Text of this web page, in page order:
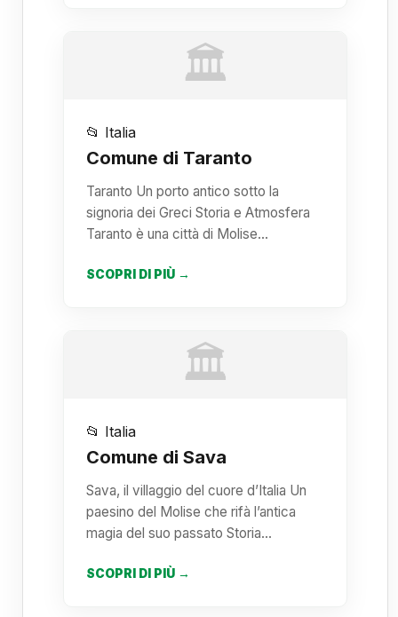
🏛️
📂 Italia
Comune di Taranto
Taranto Un porto antico sotto la
signoria dei Greci Storia e Atmosfera
Taranto è una città di Molise…
SCOPRI DI PIÙ →
🏛️
📂 Italia
Comune di Sava
Sava, il villaggio del cuore d’Italia Un
paesino del Molise che rifà l’antica
magia del suo passato Storia…
SCOPRI DI PIÙ →